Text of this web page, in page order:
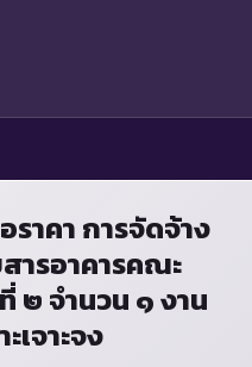
ราคา การจัดจ้าง
ารอาคารคณะ
๒ จำนวน ๑ งาน
เจาะจง